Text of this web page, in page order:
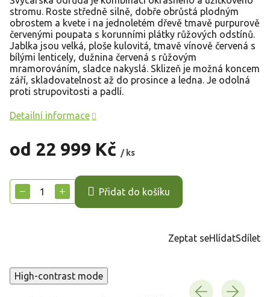
od 22 999 Kč / ks
cena:
+
− Přidat do košíku
stromu. Roste středně silně, dobře obrůstá plodným
obrostem a kvete i na jednoletém dřevě tmavě purpurově
červenými poupata s korunními plátky růžových odstínů.
Jablka jsou velká, ploše kulovitá, tmavě vínově červená s
bílými lenticely, dužnina červená s růžovým
mramorováním, sladce nakyslá. Sklizeň je možná koncem
září, skladovatelnost až do prosince a ledna. Je odolná
proti strupovitosti a padlí.
Detailní informace
Zeptat seHlídatSdílet
High-contrast mode